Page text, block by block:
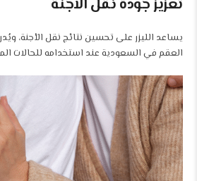
تعزيز جودة نقل الأجنة
يساعد الليزر على تحسين نتائج نقل الأجنة،
العقم في السعودية عند استخدامه للحالات